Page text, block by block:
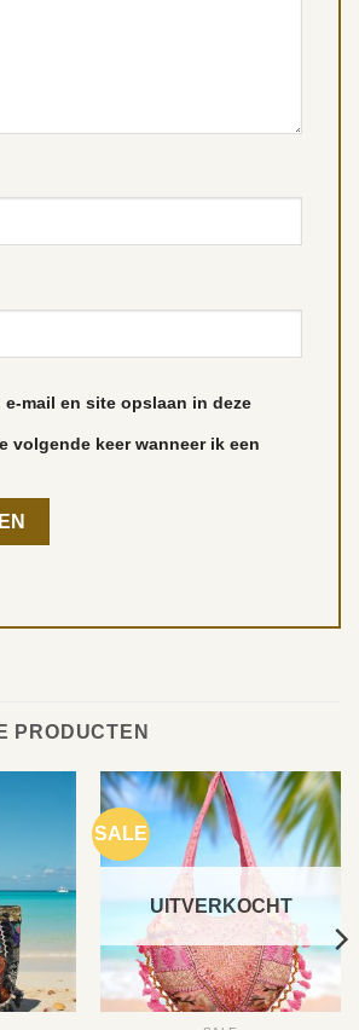
e-mail en site opslaan in deze
volgende keer wanneer ik een
PRODUCTEN
SALE
UITVERKOCHT